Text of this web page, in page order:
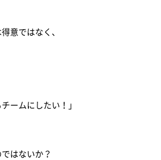
意ではなく、
ームにしたい！」
はないか？